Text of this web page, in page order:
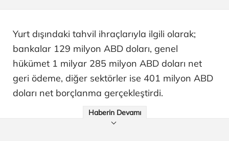
Yurt dışındaki tahvil ihraçlarıyla ilgili olarak;
bankalar 129 milyon ABD doları, genel
hükümet 1 milyar 285 milyon ABD doları net
geri ödeme, diğer sektörler ise 401 milyon ABD
doları net borçlanma gerçekleştirdi.
Haberin Devamı